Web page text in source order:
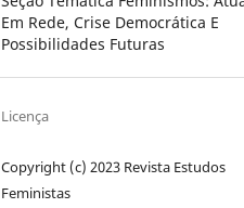
Em Rede, Crise Democrática E
Possibilidades Futuras
Licença
Copyright (c) 2023 Revista Estudos
Feministas